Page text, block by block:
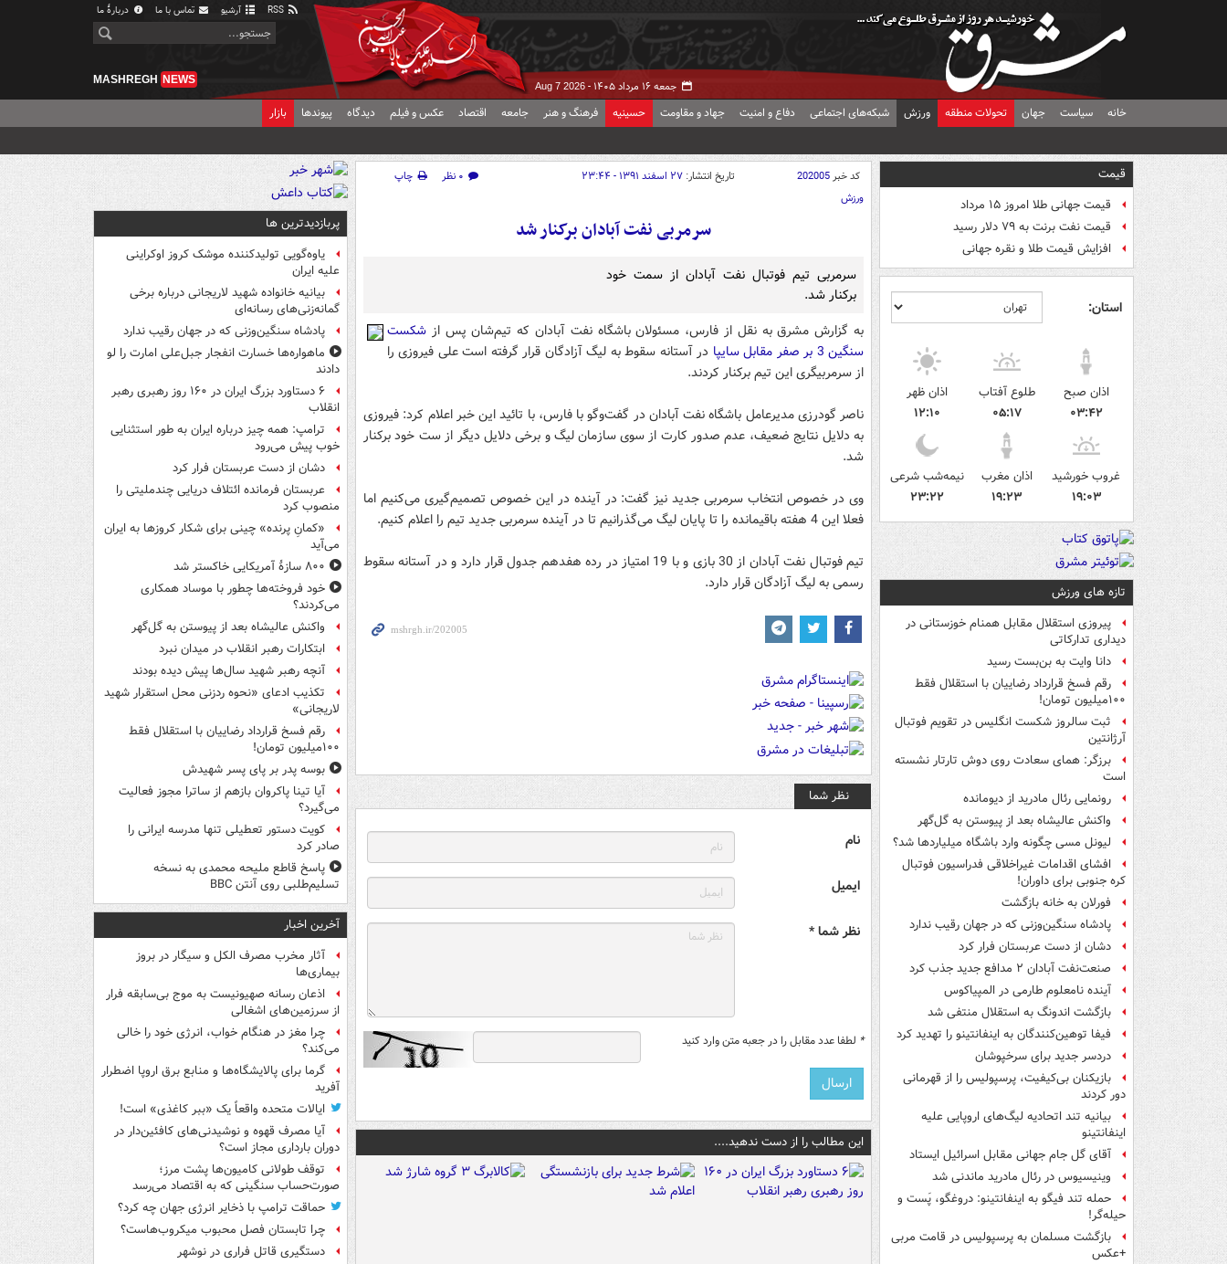
آرشیو تماس با ما دربارهٔ ما
جمعه ۱۶ مرداد ۱۴۰۵ - Aug 7 2026
MASHREGH NEWS
خانه سیاست جهان تحولات منطقه ورزش شبکه‌های اجتماعی دفاع و امنیت جهاد و مقاومت حسینیه فرهنگ و هنر جامعه اقتصاد عکس و فیلم دیدگاه پیوندها بازار
قیمت
قیمت جهانی طلا امروز ۱۵ مرداد
قیمت نفت برنت به ۷۹ دلار رسید
افزایش قیمت طلا و نقره جهانی
استان:
اذان صبح
۰۳:۴۲
طلوع آفتاب
۰۵:۱۷
اذان ظهر
۱۲:۱۰
غروب خورشید
۱۹:۰۳
اذان مغرب
۱۹:۲۳
نیمه‌شب شرعی
۲۳:۲۲
تازه های ورزش
پیروزی استقلال مقابل همنام خوزستانی در
دیداری تدارکاتی
دانا وایت به بن‌بست رسید
رقم فسخ قرارداد رضاییان با استقلال فقط
۱۰۰میلیون تومان!
ثبت سالروز شکست انگلیس در تقویم فوتبال
آرژانتین
برزگر: همای سعادت روی دوش تارتار نشسته
است
رونمایی رئال مادرید از دیومانده
واکنش عالیشاه بعد از پیوستن به گل‌گهر
لیونل مسی چگونه وارد باشگاه میلیاردها شد؟
افشای اقدامات غیراخلاقی فدراسیون فوتبال
کره جنوبی برای داوران!
فورلان به خانه بازگشت
پادشاه سنگین‌وزنی که در جهان رقیب ندارد
دشان از دست عربستان فرار کرد
صنعت‌نفت آبادان ۲ مدافع جدید جذب کرد
آینده نامعلوم طارمی در المپیاکوس
بازگشت اندونگ به استقلال منتفی شد
فیفا توهین‌کنندگان به اینفانتینو را تهدید کرد
دردسر جدید برای سرخپوشان
بازیکنان بی‌کیفیت، پرسپولیس را از قهرمانی
دور کردند
بیانیه تند اتحادیه لیگ‌های اروپایی علیه
اینفانتینو
آقای گل جام جهانی مقابل اسرائیل ایستاد
وینیسیوس در رئال مادرید ماندنی شد
حمله تند فیگو به اینفانتینو: دروغگو، پَست‌ و
حیله‌گر!
بازگشت مسلمان به پرسپولیس در قامت مربی
+عکس
کد خبر202005 تاریخ انتشار: ۲۷ اسفند ۱۳۹۱ - ۲۳:۴۴ ۰ نظر
چاپ
ورزش
سرمربی نفت آبادان برکنار شد
سرمربی تیم فوتبال نفت آبادان از سمت خود
برکنار شد.
به گزارش مشرق به نقل از فارس، مسئولان باشگاه نفت آبادان که تیم‌شان پس از شکست
سنگین 3 بر صفر مقابل سایپا
در آستانه سقوط به لیگ آزادگان قرار گرفته است علی فیروزی را
از سرمربیگری این تیم برکنار کردند.
ناصر گودرزی مدیرعامل باشگاه نفت آبادان در گفت‌و‌گو با فارس، با تائید این خبر اعلام کرد: فیروزی
به دلایل نتایج ضعیف، عدم صدور کارت از سوی سازمان لیگ و برخی دلایل دیگر از ست خود برکنار
شد.
وی در خصوص انتخاب سرمربی جدید نیز گفت: در آینده در این خصوص تصمیم‌گیری می‌کنیم اما
فعلا این 4 هفته باقیمانده را تا پایان لیگ می‌گذرانیم تا در آینده سرمربی جدید تیم را اعلام کنیم.
تیم فوتبال نفت آبادان از 30 بازی و با 19 امتیاز در رده هفدهم جدول قرار دارد و در آستانه سقوط
رسمی به لیگ آزادگان قرار دارد.
نظر شما
نام
ایمیل
نظر شما *
* لطفا عدد مقابل را در جعبه متن وارد کنید
این مطالب را از دست ندهید....
پربازدیدترین ها
یاوه‌گویی تولیدکننده موشک کروز اوکراینی
علیه ایران
بیانیه خانواده شهید لاریجانی درباره برخی
گمانه‌زنی‌های رسانه‌ای
پادشاه سنگین‌وزنی که در جهان رقیب ندارد
ماهواره‌ها خسارت انفجار جبل‌علی امارت را لو
دادند
۶ دستاورد بزرگ ایران در ۱۶۰ روز رهبری رهبر
انقلاب
ترامپ: همه چیز درباره ایران به طور استثنایی
خوب پیش می‌رود
دشان از دست عربستان فرار کرد
عربستان فرمانده ائتلاف دریایی چندملیتی را
منصوب کرد
«کمانِ پرنده» چینی برای شکار کروزها به ایران
می‌آید
۸۰۰ سازۀ آمریکایی خاکستر شد
خود فروخته‌ها چطور با موساد همکاری
می‌کردند؟
واکنش عالیشاه بعد از پیوستن به گل‌گهر
ابتکارات رهبر انقلاب در میدان نبرد
آنچه رهبر شهید سال‌ها پیش دیده بودند
تکذیب ادعای «نحوه ردزنی محل استقرار شهید
لاریجانی»
رقم فسخ قرارداد رضاییان با استقلال فقط
۱۰۰میلیون تومان!
بوسه‌ پدر بر پای پسر شهیدش
آیا تینا پاکروان بازهم از ساترا مجوز فعالیت
می‌گیرد؟
کویت دستور تعطیلی تنها مدرسه ایرانی را
صادر کرد
پاسخ قاطع ملیحه محمدی به نسخه
تسلیم‌طلبی روی آنتن BBC
آخرین اخبار
آثار مخرب مصرف الکل و سیگار در بروز
بیماری‌ها
اذعان رسانه صهیونیست به موج بی‌سابقه فرار
از سرزمین‌های اشغالی
چرا مغز در هنگام خواب، انرژی خود را خالی
می‌کند؟
گرما برای پالایشگاه‌ها و منابع برق اروپا اضطرار
آفرید
ایالات متحده واقعاً یک «ببر کاغذی» است!
آیا مصرف قهوه و نوشیدنی‌های کافئین‌دار در
دوران بارداری مجاز است؟
توقف طولانی کامیون‌ها پشت مرز؛
صورت‌حساب سنگینی که به اقتصاد می‌رسد
حماقت ترامپ با ذخایر انرژی جهان چه کرد؟
چرا تابستان فصل محبوب میکروب‌هاست؟
دستگیری قاتل فراری در نوشهر